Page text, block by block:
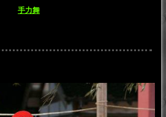
手力舞